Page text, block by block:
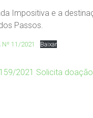
Impositiva e a
Passos.
Nº 11/2021 Baixar
2021 Solicita